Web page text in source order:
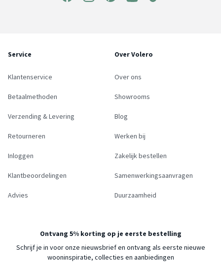
Service
Klantenservice
Betaalmethoden
Verzending & Levering
Retourneren
Inloggen
Klantbeoordelingen
Advies
Over Volero
Over ons
Showrooms
Blog
Werken bij
Zakelijk bestellen
Samenwerkingsaanvragen
Duurzaamheid
Ontvang 5% korting op je eerste bestelling
Schrijf je in voor onze nieuwsbrief en ontvang als eerste nieuwe
wooninspiratie, collecties en aanbiedingen